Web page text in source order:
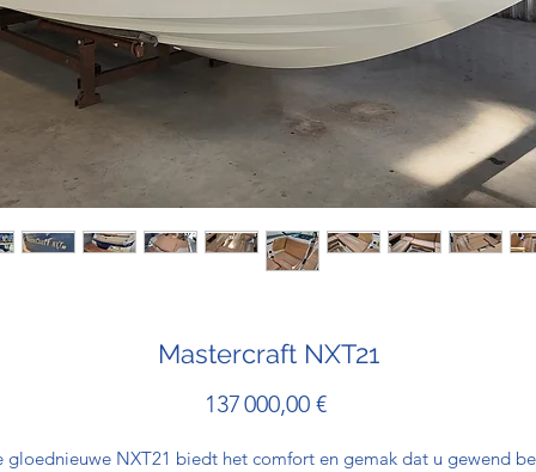
Mastercraft NXT21
137 000,00 €Prix
gloednieuwe NXT21 biedt het comfort en gemak dat u gewend